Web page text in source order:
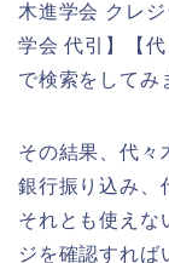
木進学会 クレ
学会 代引】【
で検索をしてみ
その結果、代々
銀行振り込み、
それとも使えな
ジを確認すれば